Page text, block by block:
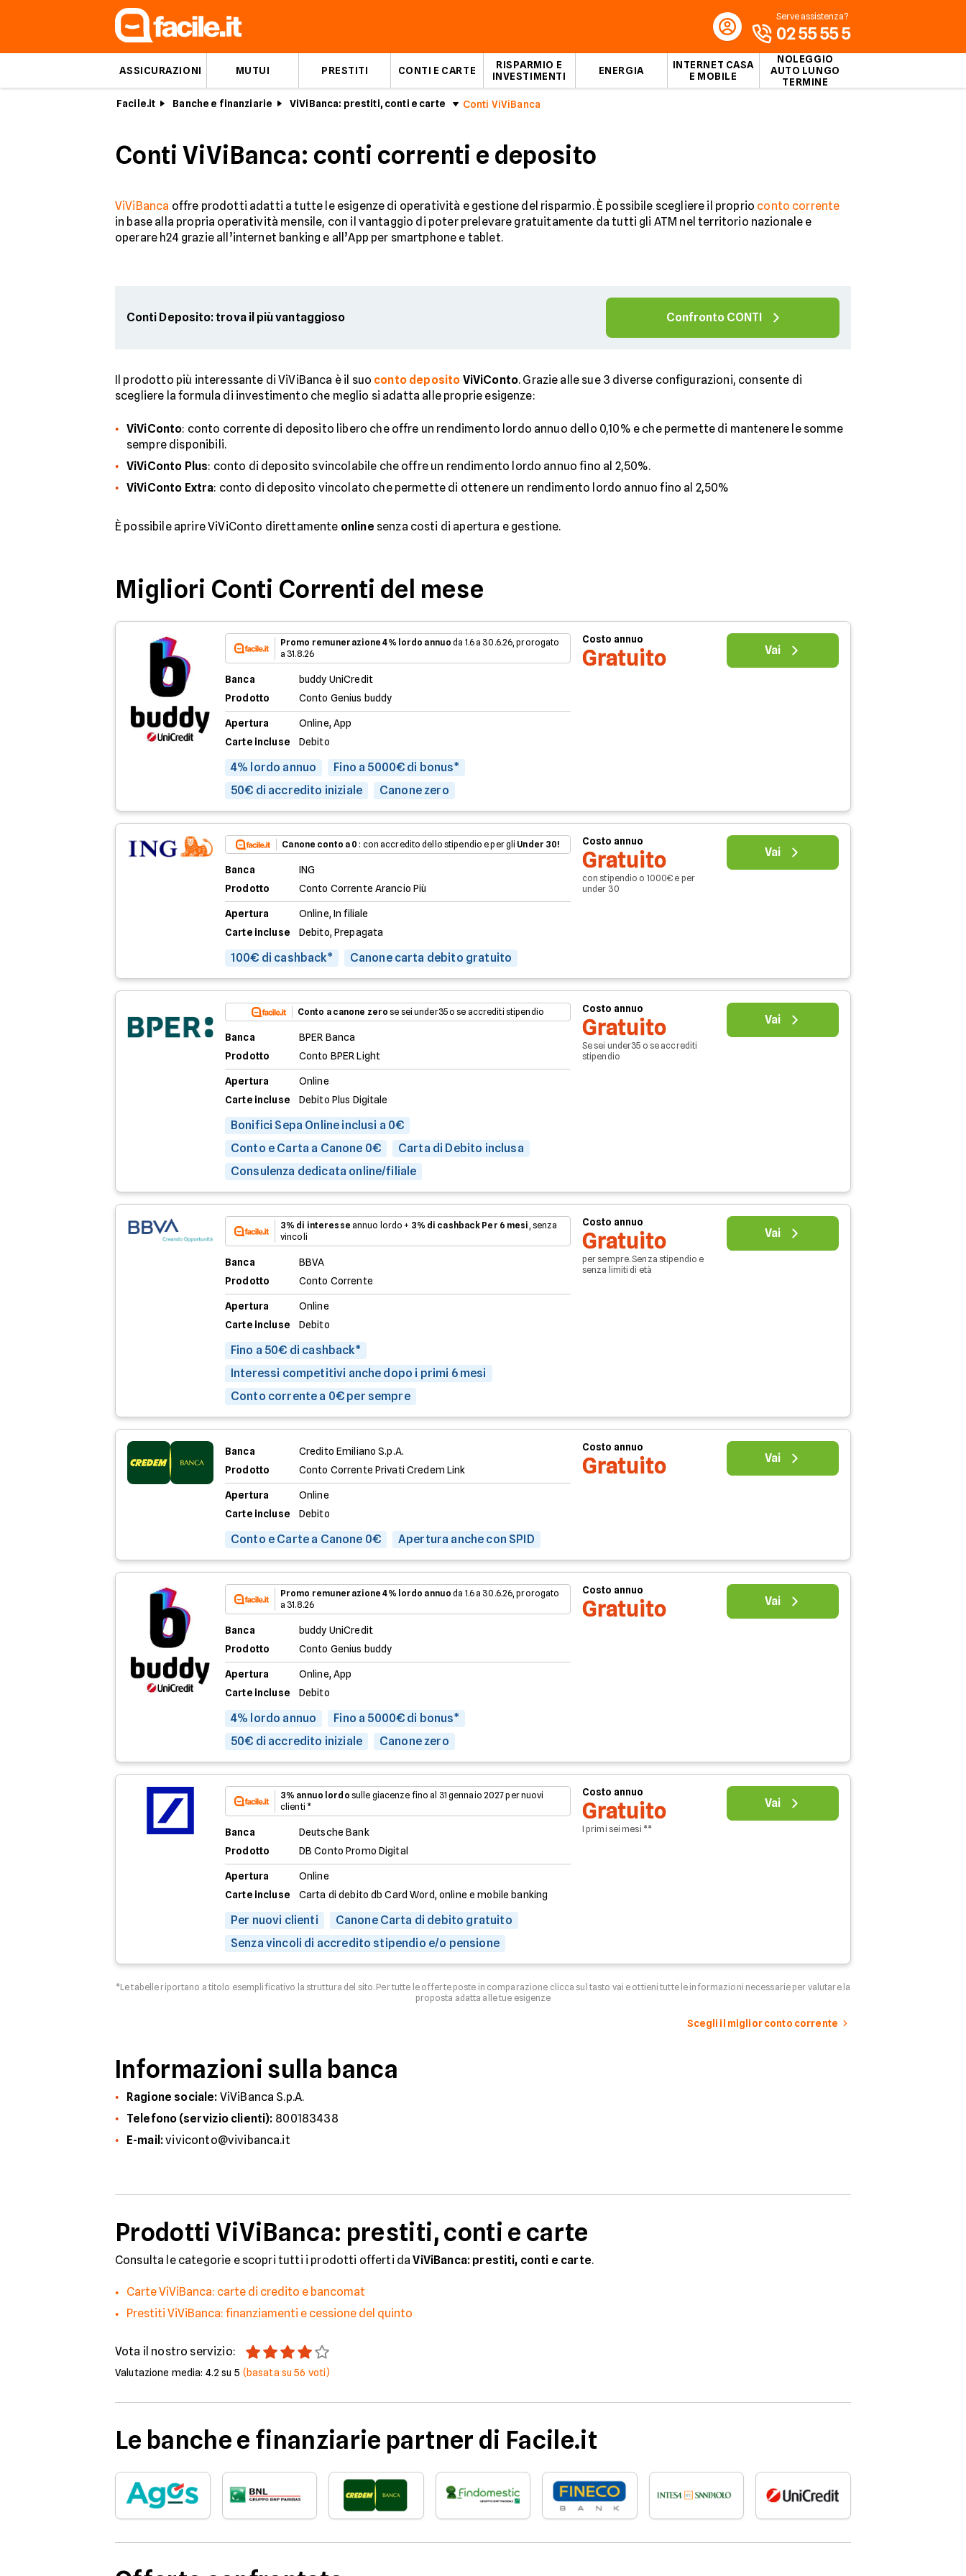
ASSICURAZIONI MUTUI PRESTITI CONTI E CARTE
RISPARMIO E
INVESTIMENTI
ENERGIA
INTERNET CASA
E MOBILE
NOLEGGIO
AUTO LUNGO
TERMINE
Serve assistenza?
02 55 55 5
Facile.it Banche e finanziarie ViViBanca: prestiti, conti e carte Conti ViViBanca
Conti ViViBanca: conti correnti e deposito
ViViBanca offre prodotti adatti a tutte le esigenze di operatività e gestione del risparmio. È possibile scegliere il proprio conto corrente
in base alla propria operatività mensile, con il vantaggio di poter prelevare gratuitamente da tutti gli ATM nel territorio nazionale e
operare h24 grazie all’internet banking e all’App per smartphone e tablet.
Conti Deposito: trova il più vantaggioso Confronto CONTI
Il prodotto più interessante di ViViBanca è il suo conto deposito ViViConto. Grazie alle sue 3 diverse configurazioni, consente di
scegliere la formula di investimento che meglio si adatta alle proprie esigenze:
ViViConto: conto corrente di deposito libero che offre un rendimento lordo annuo dello 0,10% e che permette di mantenere le somme
sempre disponibili.
ViViConto Plus: conto di deposito svincolabile che offre un rendimento lordo annuo fino al 2,50%.
ViViConto Extra: conto di deposito vincolato che permette di ottenere un rendimento lordo annuo fino al 2,50%
È possibile aprire ViViConto direttamente online senza costi di apertura e gestione.
Migliori Conti Correnti del mese
Promo remunerazione 4% lordo annuo da 1.6 a 30.6.26, prorogato
a 31.8.26
Banca
buddy UniCredit
Prodotto
Conto Genius buddy
Apertura
Online, App
Carte incluse
Debito
4% lordo annuo
Fino a 5000€ di bonus*
50€ di accredito iniziale
Canone zero
Costo annuo
Gratuito Vai
Canone conto a 0 : con accredito dello stipendio e per gli Under 30!
Banca
ING
Prodotto
Conto Corrente Arancio Più
Apertura
Online, In filiale
Carte incluse
Debito, Prepagata
100€ di cashback* Canone carta debito gratuito
Costo annuo
Gratuito
con stipendio o 1000€ e per
under 30
Vai
Conto a canone zero se sei under35 o se accrediti stipendio
Banca
BPER Banca
Prodotto
Conto BPER Light
Apertura
Online
Carte incluse
Debito Plus Digitale
Bonifici Sepa Online inclusi a 0€
Conto e Carta a Canone 0€
Carta di Debito inclusa
Consulenza dedicata online/filiale
Costo annuo
Gratuito
Se sei under35 o se accrediti
stipendio
Vai
3% di interesse annuo lordo + 3% di cashback Per 6 mesi, senza
vincoli
Banca
BBVA
Prodotto
Conto Corrente
Apertura
Online
Carte incluse
Debito
Fino a 50€ di cashback*
Interessi competitivi anche dopo i primi 6 mesi
Conto corrente a 0€ per sempre
Costo annuo
Gratuito
per sempre. Senza stipendio e
senza limiti di età
Vai
Banca
Credito Emiliano S.p.A.
Prodotto
Conto Corrente Privati Credem Link
Apertura
Online
Carte incluse
Debito
Conto e Carte a Canone 0€ Apertura anche con SPID
Costo annuo
Gratuito Vai
Promo remunerazione 4% lordo annuo da 1.6 a 30.6.26, prorogato
a 31.8.26
Banca
buddy UniCredit
Prodotto
Conto Genius buddy
Apertura
Online, App
Carte incluse
Debito
4% lordo annuo
Fino a 5000€ di bonus*
50€ di accredito iniziale
Canone zero
Costo annuo
Gratuito Vai
3% annuo lordo sulle giacenze fino al 31 gennaio 2027 per nuovi
clienti *
Banca
Deutsche Bank
Prodotto
DB Conto Promo Digital
Apertura
Online
Carte incluse
Carta di debito db Card Word, online e mobile banking
Per nuovi clienti
Canone Carta di debito gratuito
Senza vincoli di accredito stipendio e/o pensione
Costo annuo
Gratuito
I primi sei mesi **
Vai
*Le tabelle riportano a titolo esemplificativo la struttura del sito. Per tutte le offerte poste in comparazione clicca sul tasto vai e ottieni tutte le informazioni necessarie per valutare la
proposta adatta alle tue esigenze
Scegli il miglior conto corrente
Informazioni sulla banca
Ragione sociale: ViViBanca S.p.A.
Telefono (servizio clienti): 800183438
E-mail:viviconto@vivibanca.it
Prodotti ViViBanca: prestiti, conti e carte
Consulta le categorie e scopri tutti i prodotti offerti daViViBanca: prestiti, conti e carte.
Carte ViViBanca: carte di credito e bancomat
Prestiti ViViBanca: finanziamenti e cessione del quinto
Vota il nostro servizio:
Valutazione media: 4.2 su 5 (basata su56 voti)
Le banche e finanziarie partner di Facile.it